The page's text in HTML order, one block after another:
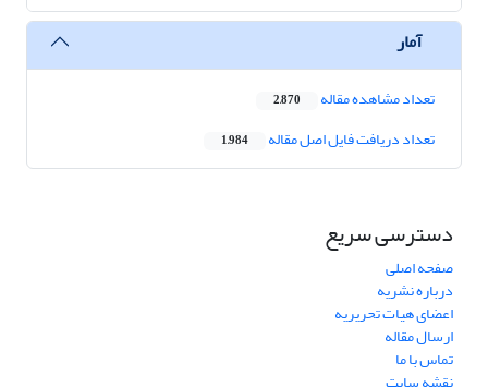
آمار
تعداد مشاهده مقاله 2,870
تعداد دریافت فایل اصل مقاله 1,984
دسترسی سریع
صفحه اصلی
درباره نشریه
اعضای هیات تحریریه
ارسال مقاله
تماس با ما